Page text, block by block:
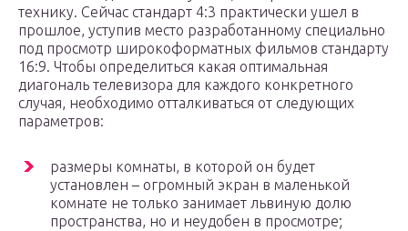
технику. Сейчас стандарт 4:3 практически ушел в
прошлое, уступив место разработанному специально
под просмотр широкоформатных фильмов стандарту
16:9. Чтобы определиться какая оптимальная
диагональ телевизора для каждого конкретного
случая, необходимо отталкиваться от следующих
параметров:
размеры комнаты, в которой он будет
установлен – огромный экран в маленькой
комнате не только занимает львиную долю
пространства, но и неудобен в просмотре;